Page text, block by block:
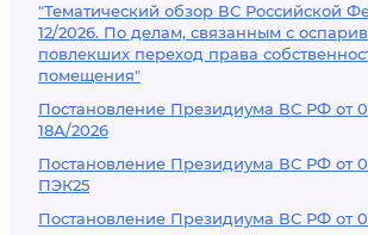
"Тематический обзор ВС Российской
12/2026. По делам, связанным с
повлекших переход права
помещения"
Постановление Президиума ВС РФ от
18А/2026
Постановление Президиума ВС РФ от
ПЭК25
Постановление Президиума ВС РФ от